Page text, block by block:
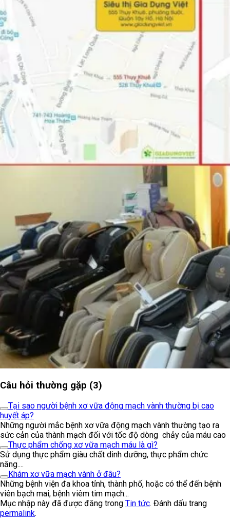
Câu hỏi thường gặp (3)
Tại sao người bệnh xơ vữa động mạch vành thường bị cao
huyết áp?
Những người mắc bệnh xơ vữa động mạch vành thường tạo ra
sức cản của thành mạch đối với tốc độ dòng chảy của máu cao
Thực phẩm chống xơ vữa mạch máu là gì?
Sử dụng thực phẩm giàu chất dinh dưỡng, thực phẩm chức
năng....
Khám xơ vữa mạch vành ở đâu?
Những bệnh viện đa khoa tỉnh, thành phố, hoặc có thể đến bệnh
viên bạch mai, bệnh viêm tim mạch...
Mục nhập này đã được đăng trong Tin tức. Đánh dấu trang
permalink.